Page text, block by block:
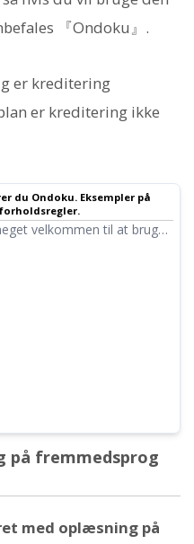
『Ondoku』.
er kreditering
er kreditering ikke
du Ondoku. Eksempler på
velkommen til at bruge
på fremmedsprog
med oplæsning på